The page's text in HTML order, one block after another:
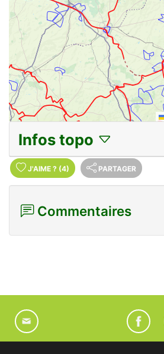
Infos topo
J'AIME ? (4) PARTAGER
Commentaires